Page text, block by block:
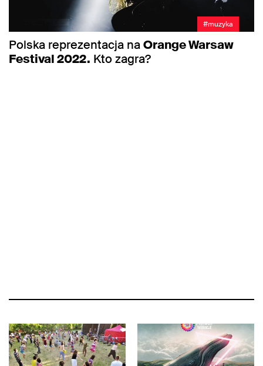
#muzyka
Polska reprezentacja naOrange Warsaw
Festival 2022. Kto zagra?